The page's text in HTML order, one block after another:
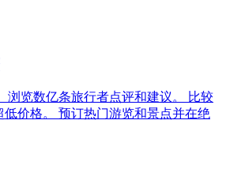
浏览数亿条旅行者点评和建议。 比较
价格。 预订热门游览和景点并在绝